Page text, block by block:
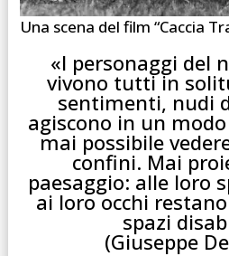
Una scena del film “Caccia
«I personaggi del
vivono tutti in
sentimenti, nudi
agiscono in un
mai possibile
confini. Mai
paesaggio: alle loro
ai loro occhi
spazi
(Giuseppe